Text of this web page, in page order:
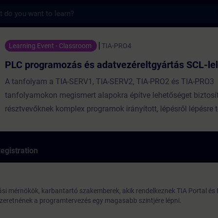
és adatvezéreltgyártás SCL-lel -
Learning Event - Classroom TIA-PRO4
PLC programozás és adatvezéreltgyártás SCL-lel
A tanfolyam a TIA-SERV1, TIA-SERV2, TIA-PRO2 és TIA-PRO3
tanfolyamokon megismert alapokra építve lehetőséget
résztvevőknek komplex programok irányított, lépésről lépésre
látnak rá egy bonyolultabb struktúrájú program elkészítésének
szempontjaira.
mérnökök, karbantartó szakemberek, akik rendelkeznek TIA Portal és
a programtervezés egy magasabb szintjére lépni.